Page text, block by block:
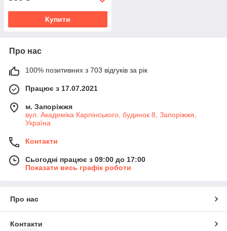
Купити
Про нас
100% позитивних з 703 відгуків за рік
Працює з 17.07.2021
м. Запоріжжя
вул. Академіка Карпінського, будинок 8, Запоріжжя,
Україна
Контакти
Сьогодні працює з 09:00 до 17:00
Показати весь графік роботи
Про нас
Контакти